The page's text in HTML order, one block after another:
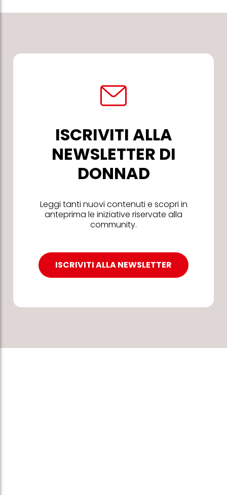
ISCRIVITI ALLA
NEWSLETTER DI
DONNAD
Leggi tanti nuovi contenuti e scopri in
anteprima le iniziative riservate alla
community.
ISCRIVITI ALLA NEWSLETTER